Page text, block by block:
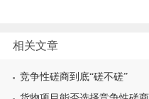
相关文章
竞争性磋商到底“磋不磋”